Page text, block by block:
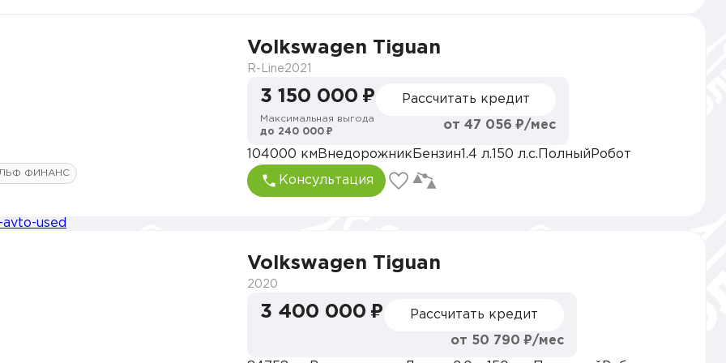
ФИНАНС
Volkswagen Tiguan
R-Line2021
3 150 000 ₽
Максимальная выгода
до 240 000 ₽
Рассчитать кредит
от 47 056 ₽/мес
104000 км Внедорожник Бензин 1.4 л. 150 л.с. Полный Робот
Консультация
Volkswagen Tiguan
2020
3 400 000 ₽ Рассчитать кредит
от 50 790 ₽/мес